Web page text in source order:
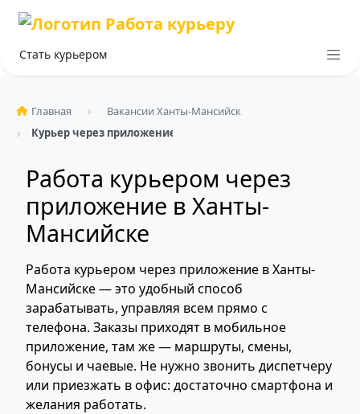
Стать курьером
Главная
Вакансии Ханты-Мансийск
Курьер через приложение
Работа курьером через
приложение в Ханты-
Мансийске
Работа курьером через приложение в Ханты-
Мансийске — это удобный способ
зарабатывать, управляя всем прямо с
телефона. Заказы приходят в мобильное
приложение, там же — маршруты, смены,
бонусы и чаевые. Не нужно звонить диспетчеру
или приезжать в офис: достаточно смартфона и
желания работать.